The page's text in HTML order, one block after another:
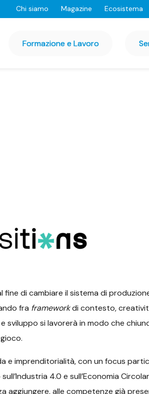
Chi siamo Magazine Ecosistema
Formazione e Lavoro
di cambiare il sistema di
fra frameworkdi contesto,
si lavorerà in modo che
e imprenditorialità, con un focus
4.0 e sull’Economia
alle competenze già